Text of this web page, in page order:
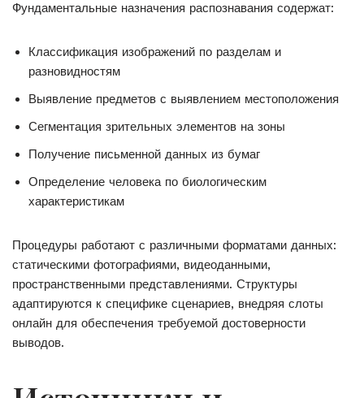
Фундаментальные назначения распознавания содержат:
Классификация изображений по разделам и
разновидностям
Выявление предметов с выявлением местоположения
Сегментация зрительных элементов на зоны
Получение письменной данных из бумаг
Определение человека по биологическим
характеристикам
Процедуры работают с различными форматами данных:
статическими фотографиями, видеоданными,
пространственными представлениями. Структуры
адаптируются к специфике сценариев, внедряя слоты
онлайн для обеспечения требуемой достоверности
выводов.